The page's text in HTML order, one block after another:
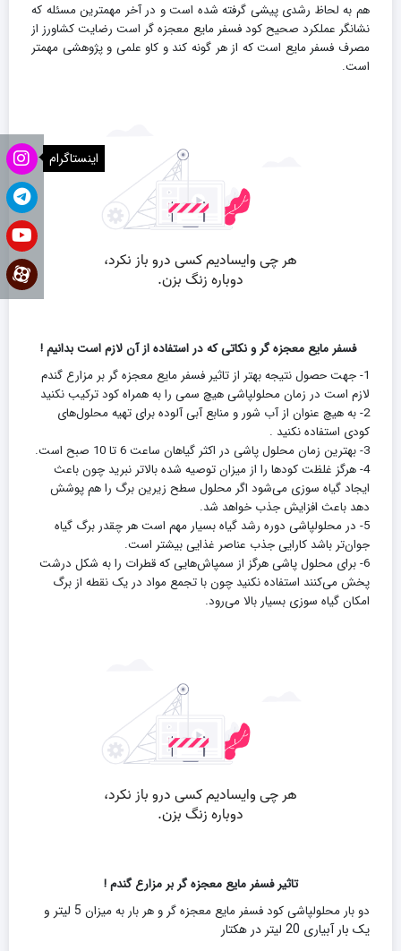
هم به لحاظ رشدی پیشی گرفته شده است و در آخر مهمترین مسئله که
نشانگر عملکرد صحیح کود فسفر مایع معجزه گر است رضایت کشاورز از
مصرف فسفر مایع است که از هر گونه کند و کاو علمی و پژوهشی مهمتر
است.
فسفر مایع معجزه گر و نکاتی که در استفاده از آن لازم است بدانیم !
1- جهت حصول نتیجه بهتر از تاثیر فسفر مایع معجزه گر بر مزارع گندم
لازم است در زمان محلولپاشی هیچ سمی را به همراه کود ترکیب نکنید
2- به هیچ عنوان از آب شور و منابع آبی آلوده برای تهیه محلول‌های
کودی استفاده نکنید .
3- بهترین زمان محلول پاشی در اکثر گیاهان ساعت 6 تا 10 صبح است.
4- هرگز غلظت کودها را از میزان توصیه شده بالاتر نبرید چون باعث
ایجاد گیاه سوزی می‌شود اگر محلول سطح زیرین برگ را هم پوشش
دهد باعث افزایش جذب خواهد شد.
5- در محلولپاشی دوره رشد گیاه بسیار مهم است هر چقدر برگ گیاه
جوان‌تر باشد کارایی جذب عناصر غذایی بیشتر است.
6- برای محلول پاشی هرگز از سمپاش‌هایی که قطرات را به شکل درشت
پخش می‌کنند استفاده نکنید چون با تجمع مواد در یک نقطه از برگ
امکان گیاه سوزی بسیار بالا می‌رود.
تاثیر فسفر مایع معجزه گر بر مزارع گندم !
دو بار محلولپاشی کود فسفر مایع معجزه گر و هر بار به میزان
5 لیتر و
یک بار آبیاری 20 لیتر در هکتار
اینستاگرام